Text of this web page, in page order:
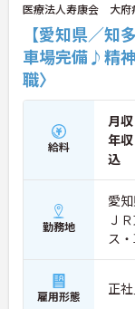
医療法人寿康会 大府
【愛知県／
車場完備♪精
職〉
給料
月収
年収
込
勤務地
愛
Ｊ
ス
雇用形態 正